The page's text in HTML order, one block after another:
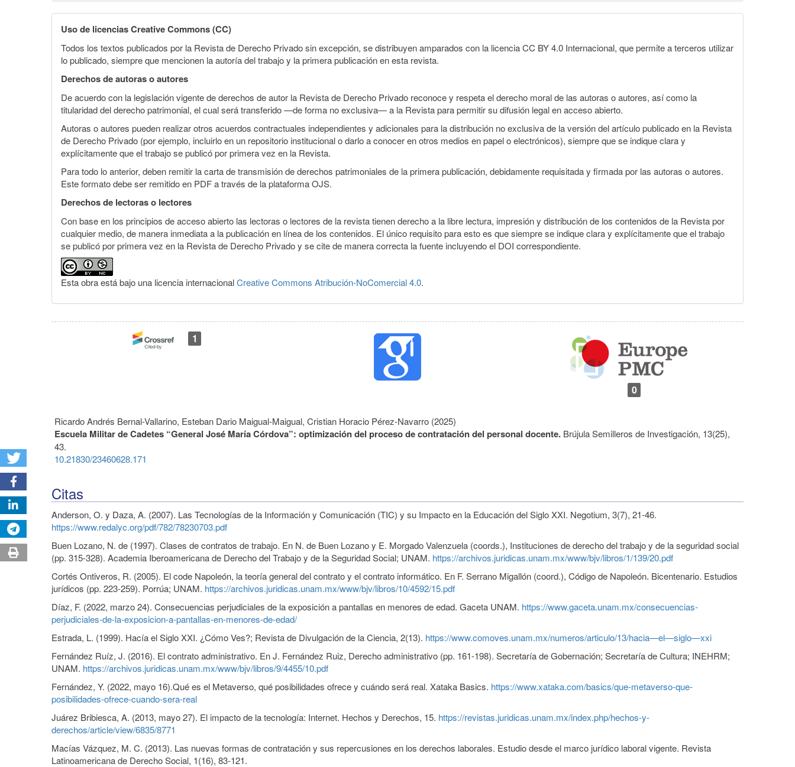
Uso de licencias Creative Commons (CC)
Todos los textos publicados por la Revista de Derecho Privado sin excepción, se distribuyen amparados con la licencia CC BY 4.0 Internacional, que permite a terceros utilizar
lo publicado, siempre que mencionen la autoría del trabajo y la primera publicación en esta revista.
Derechos de autoras o autores
De acuerdo con la legislación vigente de derechos de autor la Revista de Derecho Privado reconoce y respeta el derecho moral de las autoras o autores, así como la
titularidad del derecho patrimonial, el cual será transferido —de forma no exclusiva— a la Revista para permitir su difusión legal en acceso abierto.
Autoras o autores pueden realizar otros acuerdos contractuales independientes y adicionales para la distribución no exclusiva de la versión del artículo publicado en la Revista
de Derecho Privado (por ejemplo, incluirlo en un repositorio institucional o darlo a conocer en otros medios en papel o electrónicos), siempre que se indique clara y
explícitamente que el trabajo se publicó por primera vez en la Revista.
Para todo lo anterior, deben remitir la carta de transmisión de derechos patrimoniales de la primera publicación, debidamente requisitada y firmada por las autoras o autores.
Este formato debe ser remitido en PDF a través de la plataforma OJS.
Derechos de lectoras o lectores
Con base en los principios de acceso abierto las lectoras o lectores de la revista tienen derecho a la libre lectura, impresión y distribución de los contenidos de la Revista por
cualquier medio, de manera inmediata a la publicación en línea de los contenidos. El único requisito para esto es que siempre se indique clara y explícitamente que el trabajo
se publicó por primera vez en la Revista de Derecho Privado y se cite de manera correcta la fuente incluyendo el DOI correspondiente.
Esta obra está bajo una licencia internacionalCreative Commons Atribución-NoComercial 4.0.
1
0
Ricardo Andrés Bernal-Vallarino, Esteban Dario Maigual-Maigual, Cristian Horacio Pérez-Navarro (2025)
Escuela Militar de Cadetes “General José María Córdova”: optimización del proceso de contratación del personal docente. Brújula Semilleros de Investigación, 13(25),
43.
10.21830/23460628.171
Citas
Anderson, O. y Daza, A. (2007). Las Tecnologías de la Información y Comunicación (TIC) y su Impacto en la Educación del Siglo XXI. Negotium, 3(7), 21-46.
https://www.redalyc.org/pdf/782/78230703.pdf
Buen Lozano, N. de (1997). Clases de contratos de trabajo. En N. de Buen Lozano y E. Morgado Valenzuela (coords.), Instituciones de derecho del trabajo y de la seguridad social
(pp. 315-328). Academia Iberoamericana de Derecho del Trabajo y de la Seguridad Social; UNAM. https://archivos.juridicas.unam.mx/www/bjv/libros/1/139/20.pdf
Cortés Ontiveros, R. (2005). El code Napoleón, la teoría general del contrato y el contrato informático. En F. Serrano Migallón (coord.), Código de Napoleón. Bicentenario. Estudios
jurídicos (pp. 223-259). Porrúa; UNAM. https://archivos.juridicas.unam.mx/www/bjv/libros/10/4592/15.pdf
Díaz, F. (2022, marzo 24). Consecuencias perjudiciales de la exposición a pantallas en menores de edad. Gaceta UNAM. https://www.gaceta.unam.mx/consecuencias-
perjudiciales-de-la-exposicion-a-pantallas-en-menores-de-edad/
Estrada, L. (1999). Hacía el Siglo XXI. ¿Cómo Ves?; Revista de Divulgación de la Ciencia, 2(13). https://www.comoves.unam.mx/numeros/articulo/13/hacia—el—siglo—xxi
Fernández Ruíz, J. (2016). El contrato administrativo. En J. Fernández Ruiz, Derecho administrativo (pp. 161-198). Secretaría de Gobernación; Secretaría de Cultura; INEHRM;
UNAM. https://archivos.juridicas.unam.mx/www/bjv/libros/9/4455/10.pdf
Fernández, Y. (2022, mayo 16).Qué es el Metaverso, qué posibilidades ofrece y cuándo será real. Xataka Basics. https://www.xataka.com/basics/que-metaverso-que-
posibilidades-ofrece-cuando-sera-real
Juárez Bribiesca, A. (2013, mayo 27). El impacto de la tecnología: Internet. Hechos y Derechos, 15. https://revistas.juridicas.unam.mx/index.php/hechos-y-
derechos/article/view/6835/8771
Macías Vázquez, M. C. (2013). Las nuevas formas de contratación y sus repercusiones en los derechos laborales. Estudio desde el marco jurídico laboral vigente. Revista
Latinoamericana de Derecho Social, 1(16), 83-121.